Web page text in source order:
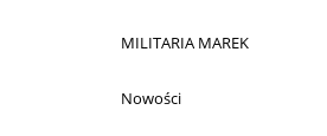
MILITARIA MAREK
Nowości